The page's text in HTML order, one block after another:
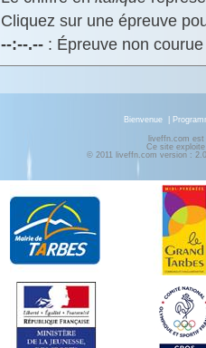
Cliquez sur une épreuve
--:--.--: Épreuve non
Bienvenue
liveffn.com
Ce site
© 2011 liveffn.com version :